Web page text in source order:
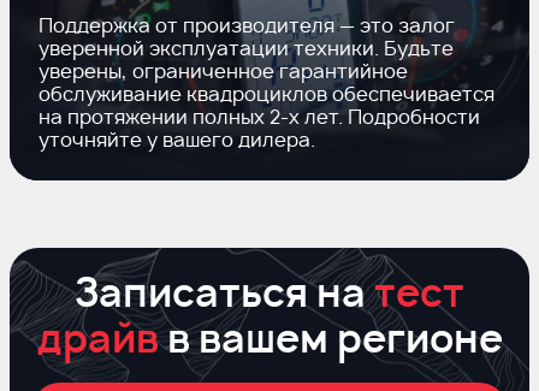
Поддержка от производителя — это залог
уверенной эксплуатации техники. Будьте
уверены, ограниченное гарантийное
обслуживание квадроциклов обеспечивается
на протяжении полных2-хлет. Подробности
уточняйте у вашего дилера.
Записаться натест
драйвв вашем регионе